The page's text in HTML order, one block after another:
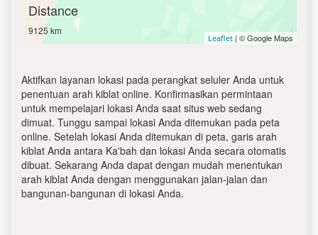
Distance
9125 km
Leaflet | © Google Maps
Aktifkan layanan lokasi pada perangkat seluler Anda untuk
penentuan arah kiblat online. Konfirmasikan permintaan
untuk mempelajari lokasi Anda saat situs web sedang
dimuat. Tunggu sampai lokasi Anda ditemukan pada peta
online. Setelah lokasi Anda ditemukan di peta, garis arah
kiblat Anda antara Ka'bah dan lokasi Anda secara otomatis
dibuat. Sekarang Anda dapat dengan mudah menentukan
arah kiblat Anda dengan menggunakan jalan-jalan dan
bangunan-bangunan di lokasi Anda.